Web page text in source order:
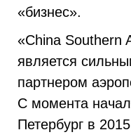
«бизнес».
«China Southern
является
партнером
С момента
Петербург в